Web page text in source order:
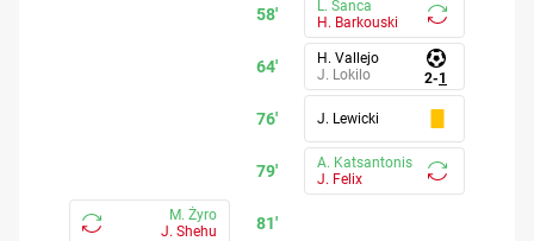
58'
L. Sanca
H. Barkouski
64'
2-1
H. Vallejo
J. Lokilo
76' J. Lewicki
79'
A. Katsantonis
J. Felix
81'
M. Żyro
J. Shehu